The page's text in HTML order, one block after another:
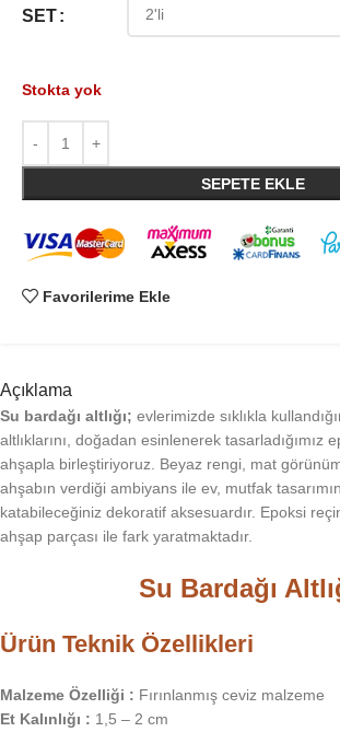
SET
Stokta yok
SEPETE EKLE
Favorilerime Ekle
Açıklama
Su bardağı altlığı; evlerimizde sıklıkla
altlıklarını, doğadan esinlenerek tasarladığımız
ahşapla birleştiriyoruz. Beyaz rengi, mat
ahşabın verdiği ambiyans ile ev, mutfak
katabileceğiniz dekoratif aksesuardır. Epoksi
ahşap parçası ile fark yaratmaktadır.
Su Bardağı
Ürün Teknik Özellikleri
Malzeme Özelliği : Fırınlanmış ceviz malzeme
Et Kalınlığı : 1,5 – 2 cm